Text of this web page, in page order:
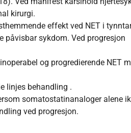
kirurgi.
effekt ved NET i
sykdom. Ved progresjon
og progredierende NET
linjes behandling .
somatostatinanaloger alene
ved progresjon.